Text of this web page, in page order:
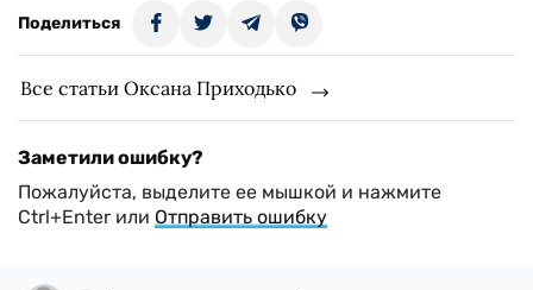
Поделиться
Все статьи Оксана Приходько
Заметили ошибку?
Пожалуйста, выделите ее мышкой и нажмите
Ctrl+Enter или Отправить ошибку